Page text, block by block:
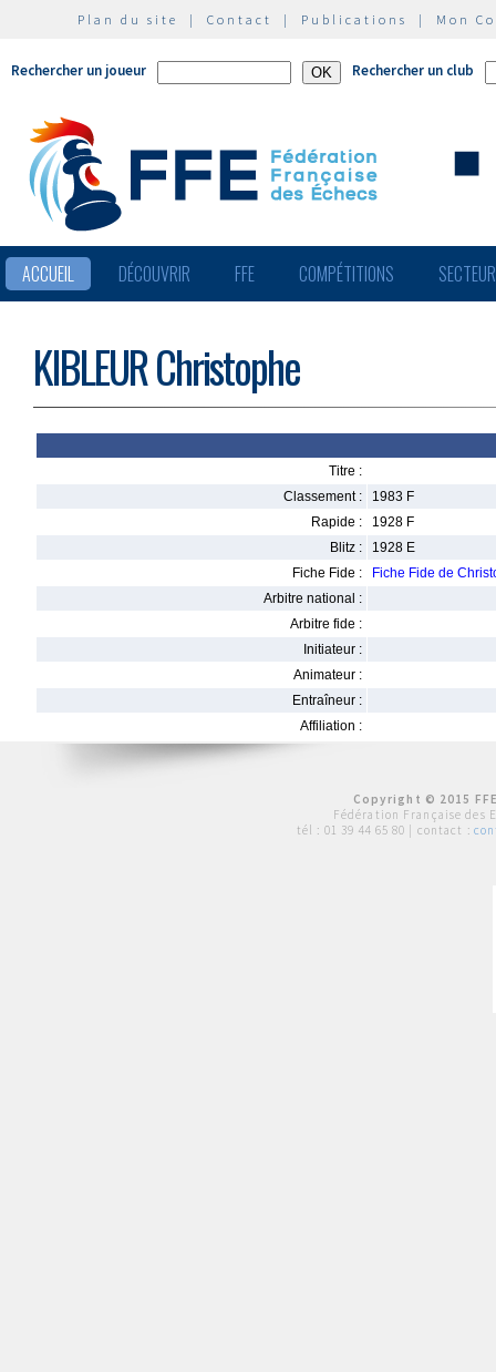
Plan du site | Contact | Publications | Mon
Rechercher un joueur Rechercher un club
ACCUEIL DÉCOUVRIR FFE COMPÉTITIONS
KIBLEUR Christophe
Titre :
Classement :
1983 F
Rapide :
1928 F
Blitz :
1928 E
Fiche Fide :
Fiche Fide de
Arbitre national :
Arbitre fide :
Initiateur :
Animateur :
Entraîneur :
Affiliation :
Copyright © 2015
Fédération Française des
tél : 01 39 44 65 80 | contact :